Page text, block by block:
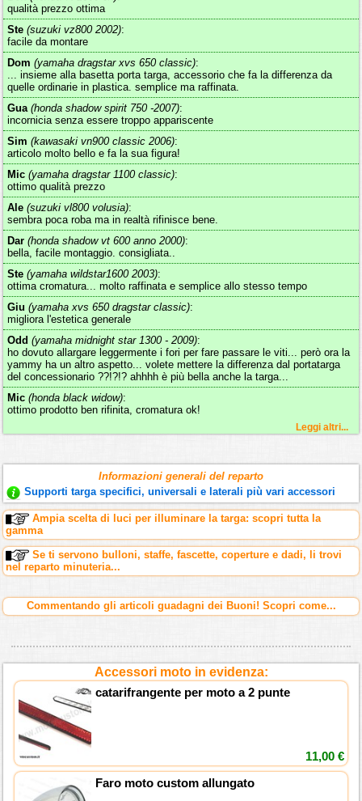
qualità prezzo ottima
Ste (suzuki vz800 2002):
facile da montare
Dom (yamaha dragstar xvs 650 classic):
... insieme alla basetta porta targa, accessorio che fa la differenza da
quelle ordinarie in plastica. semplice ma raffinata.
Gua (honda shadow spirit 750 -2007):
incornicia senza essere troppo appariscente
Sim (kawasaki vn900 classic 2006):
articolo molto bello e fa la sua figura!
Mic (yamaha dragstar 1100 classic):
ottimo qualità prezzo
Ale (suzuki vl800 volusia):
sembra poca roba ma in realtà rifinisce bene.
Dar (honda shadow vt 600 anno 2000):
bella, facile montaggio. consigliata..
Ste (yamaha wildstar1600 2003):
ottima cromatura... molto raffinata e semplice allo stesso tempo
Giu (yamaha xvs 650 dragstar classic):
migliora l'estetica generale
Odd (yamaha midnight star 1300 - 2009):
ho dovuto allargare leggermente i fori per fare passare le viti... però ora la
yammy ha un altro aspetto... volete mettere la differenza dal portatarga
del concessionario ??!?!? ahhhh è più bella anche la targa...
Mic (honda black widow):
ottimo prodotto ben rifinita, cromatura ok!
Leggi altri...
Informazioni generali del reparto
Supporti targa specifici, universali e laterali più vari accessori
Ampia scelta di luci per illuminare la targa: scopri tutta la
gamma
Se ti servono bulloni, staffe, fascette, coperture e dadi, li trovi
nel reparto minuteria...
Commentando gli articoli guadagni dei Buoni! Scopri come...
Accessori moto in evidenza:
catarifrangente per moto a 2 punte
11,00 €
Faro moto custom allungato